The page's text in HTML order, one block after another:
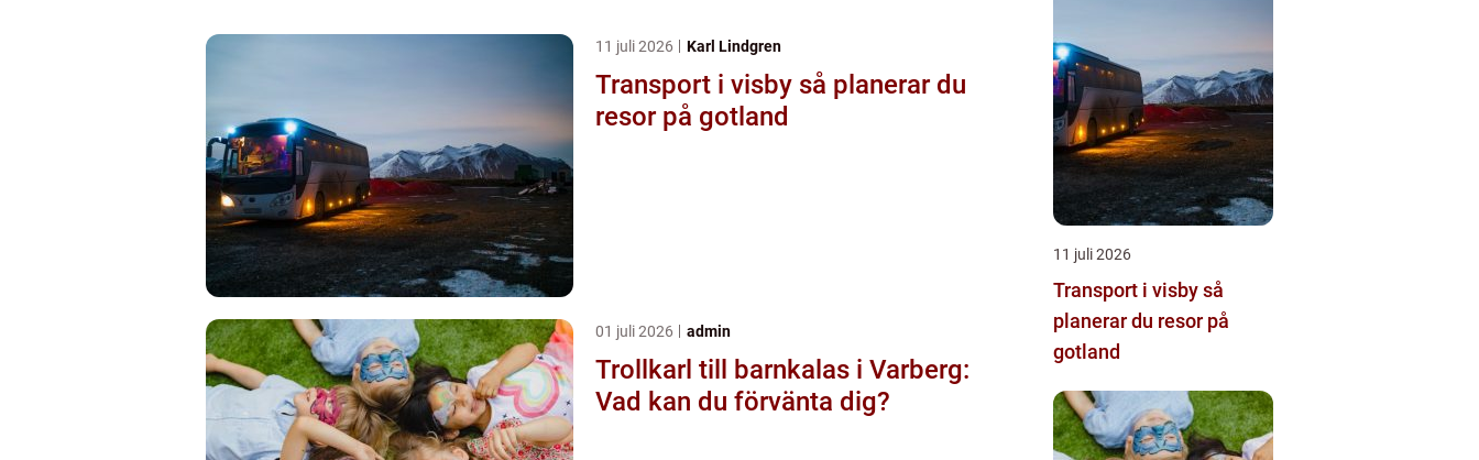
11 juli 2026 Karl Lindgren
Transport i visby så planerar du
resor på gotland
01 juli 2026 admin
Trollkarl till barnkalas i Varberg:
Vad kan du förvänta dig?
11 juli 2026
Transport i visby så
planerar du resor på
gotland